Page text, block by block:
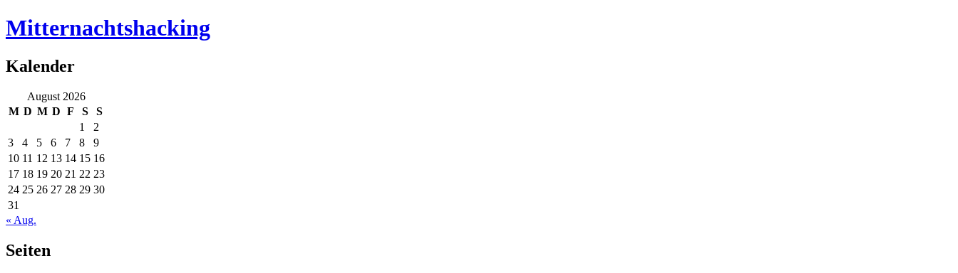
Mitternachtshacking
Kalender
August 2026
M D M D F S
S
1
2
3
4 5 6 7 8
9
10 11 12 13 14 15 16
17 18 19 20 21 22 23
24 25 26 27 28 29 30
31
« Aug.
Seiten